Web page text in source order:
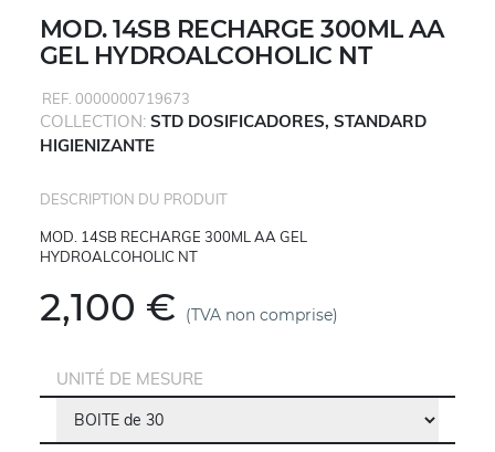
MOD. 14SB RECHARGE 300ML AA
GEL HYDROALCOHOLIC NT
REF. 0000000719673
COLLECTION: STD DOSIFICADORES, STANDARD
HIGIENIZANTE
DESCRIPTION DU PRODUIT
MOD. 14SB RECHARGE 300ML AA GEL
HYDROALCOHOLIC NT
2,100 € (TVA non comprise)
UNITÉ DE MESURE